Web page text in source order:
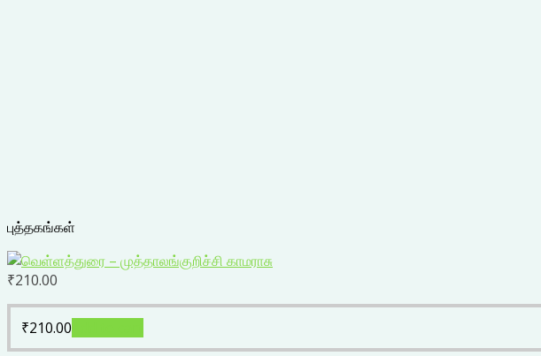
புத்தகங்கள்
₹210.00
₹210.00